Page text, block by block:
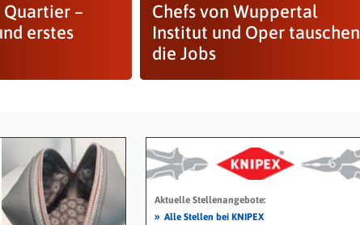
–
erstes
Chefs von Wuppertal
Institut und Oper tauschen
die Jobs
Aktuelle Stellenangebote:
» Alle Stellen bei KNIPEX